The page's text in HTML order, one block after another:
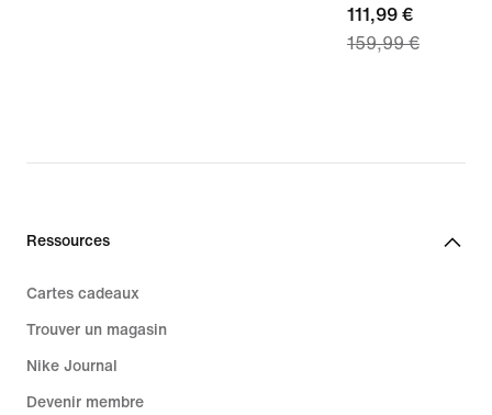
current
price
159,99 €
111,99 €
159,99 €
Ressources
Cartes cadeaux
Trouver un magasin
Nike Journal
Devenir membre